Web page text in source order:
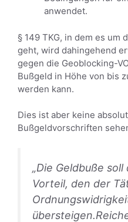
anwendet.
§ 149 TKG, in dem es um
geht, wird dahingehend
gegen die Geoblocking-
Bußgeld in Höhe von bis
werden kann.
Dies ist aber keine
Bußgeldvorschriften
„Die Geldbuße
Vorteil, den der
übersteigen.